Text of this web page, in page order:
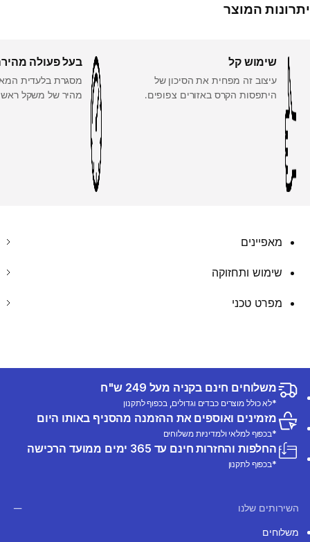
יתרונות המוצר
שימוש קל
עיצוב זה מפחית את הסיכון של
היתפסות הקרס באזורים צפופים.
בעל פעולה
מסגרת בלעדית
מהיר של משקל ראש
מאפיינים
שימוש ותחזוקה
מפרט טכני
משלוחים חינם בקניה מעל 249 ש"ח
*לא כולל מוצרים כבדים וגדולים, בכפוף לתקנון
מזמינים ואוספים את ההזמנה מהסניף באותו היום
*בכפוף למלאי ולמדיניות משלוחים
החלפות והחזרות חינם עד 365 ימים ממועד הרכישה
*בכפוף לתקנון
השירותים שלנו
משלוחים